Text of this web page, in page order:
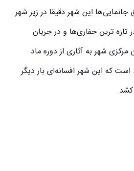
جانمایی‌ها این شهر دقیقا در زیر شهر
تازه ترین حفاری‌ها و در جریان
شهر به آثاری از دوره ماد
که این شهر افسانه‌ای بار دیگر